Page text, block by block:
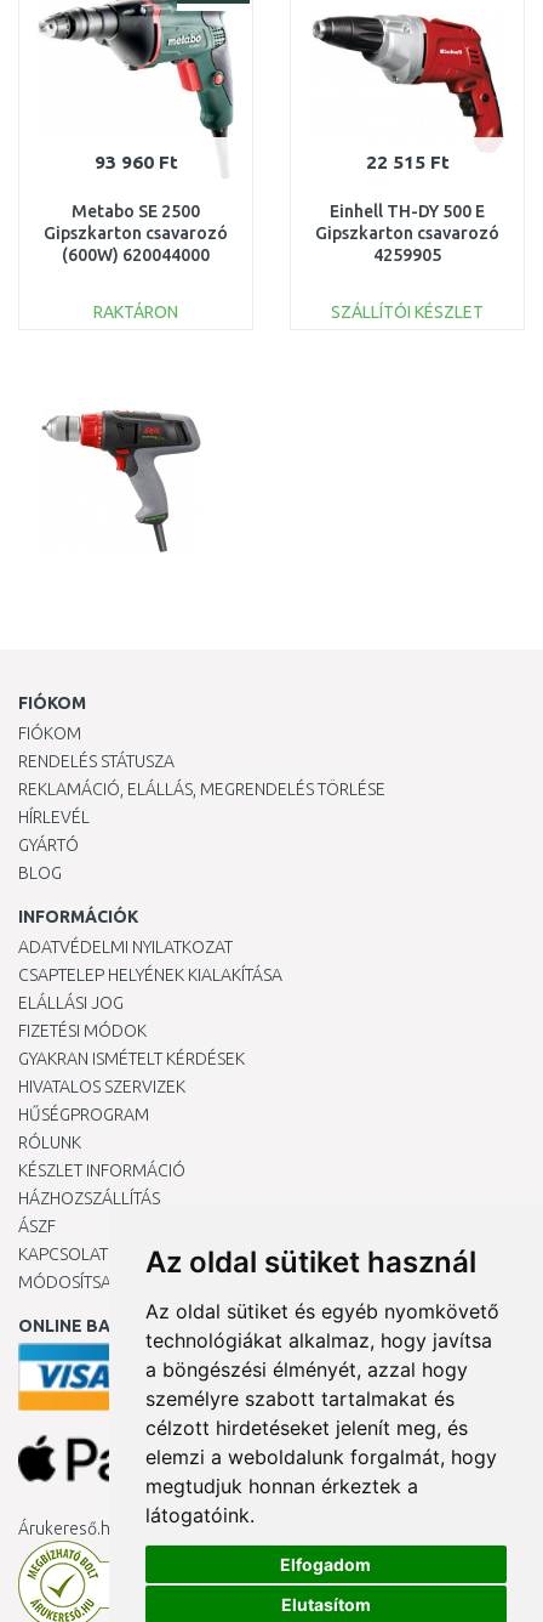
Az oldal sütiket használ
Az oldal sütiket és egyéb nyomkövető
technológiákat alkalmaz, hogy javítsa
a böngészési élményét, azzal hogy
személyre szabott tartalmakat és
célzott hirdetéseket jelenít meg, és
elemzi a weboldalunk forgalmát, hogy
megtudjuk honnan érkeztek a
látogatóink.
Elfogadom
Elutasítom
93 960 Ft
Metabo SE 2500
Gipszkarton csavarozó
(600W) 620044000
RAKTÁRON
22 515 Ft
Einhell TH-DY 500 E
Gipszkarton csavarozó
4259905
SZÁLLÍTÓI KÉSZLET
FIÓKOM
FIÓKOM
RENDELÉS STÁTUSZA
REKLAMÁCIÓ, ELÁLLÁS, MEGRENDELÉS TÖRLÉSE
HÍRLEVÉL
GYÁRTÓ
BLOG
INFORMÁCIÓK
ADATVÉDELMI NYILATKOZAT
CSAPTELEP HELYÉNEK KIALAKÍTÁSA
ELÁLLÁSI JOG
FIZETÉSI MÓDOK
GYAKRAN ISMÉTELT KÉRDÉSEK
HIVATALOS SZERVIZEK
HŰSÉGPROGRAM
RÓLUNK
KÉSZLET INFORMÁCIÓ
HÁZHOZSZÁLLÍTÁS
ÁSZF
KAPCSOLAT
MÓDOSÍTSA A COOKIE-BEÁLLÍTÁSAIMAT
ONLINE BANKKÁRTYÁVAL
Árukereső.hu